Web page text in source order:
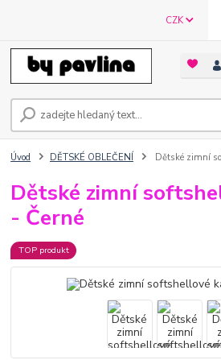
CZK
Úvod DĚTSKÉ OBLEČENÍ Dětské zimní
Dětské zimní
- Černé
TOP produkt